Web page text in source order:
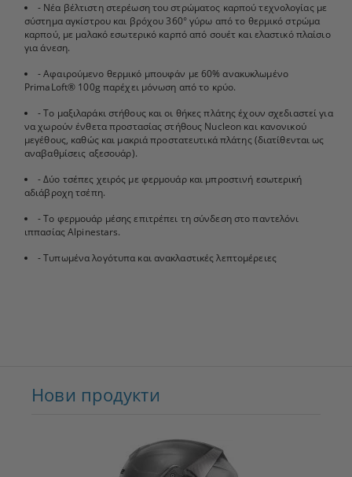
- Νέα βέλτιστη στερέωση του στρώματος καρπού τεχνολογίας με
σύστημα αγκίστρου και βρόχου 360° γύρω από το θερμικό στρώμα
καρπού, με μαλακό εσωτερικό καρπό από σουέτ και ελαστικό πλαίσιο
για άνεση.
- Αφαιρούμενο θερμικό μπουφάν με 60% ανακυκλωμένο
PrimaLoft® 100g παρέχει μόνωση από το κρύο.
- Το μαξιλαράκι στήθους και οι θήκες πλάτης έχουν σχεδιαστεί για
να χωρούν ένθετα προστασίας στήθους Nucleon και κανονικού
μεγέθους, καθώς και μακριά προστατευτικά πλάτης (διατίθενται ως
αναβαθμίσεις αξεσουάρ).
- Δύο τσέπες χειρός με φερμουάρ και μπροστινή εσωτερική
αδιάβροχη τσέπη.
- Το φερμουάρ μέσης επιτρέπει τη σύνδεση στο παντελόνι
ιππασίας Alpinestars.
- Τυπωμένα λογότυπα και ανακλαστικές λεπτομέρειες
Нови продукти